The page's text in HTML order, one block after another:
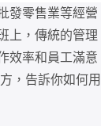
發零售業等經營
上，傳統的管理
效率和員工滿意
，告訴你如何用